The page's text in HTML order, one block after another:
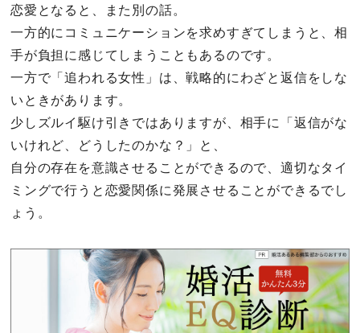
恋愛となると、また別の話。
一方的にコミュニケーションを求めすぎてしまうと、相
手が負担に感じてしまうこともあるのです。
一方で「追われる女性」は、戦略的にわざと返信をしな
いときがあります。
少しズルイ駆け引きではありますが、相手に「返信がな
いけれど、どうしたのかな？」と、
自分の存在を意識させることができるので、適切なタイ
ミングで行うと恋愛関係に発展させることができるでし
ょう。